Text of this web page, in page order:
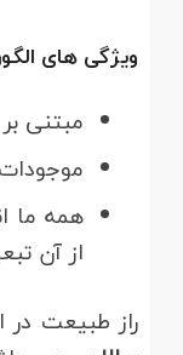
ویژگی های
مبتنی
همه ما
از آن
راز طبیعت در